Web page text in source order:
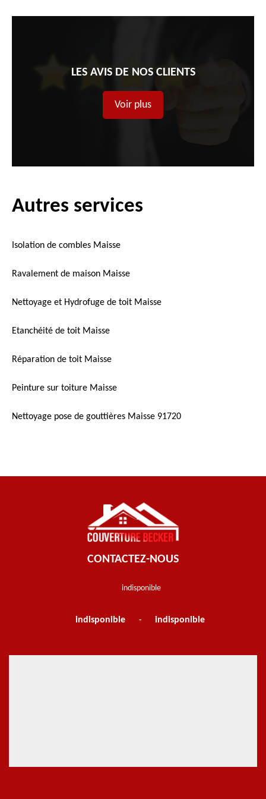
LES AVIS DE NOS CLIENTS
Voir plus
Autres services
Isolation de combles Maisse
Ravalement de maison Maisse
Nettoyage et Hydrofuge de toit Maisse
Etanchéité de toit Maisse
Réparation de toit Maisse
Peinture sur toiture Maisse
Nettoyage pose de gouttières Maisse 91720
CONTACTEZ-NOUS
indisponible
indisponible - indisponible